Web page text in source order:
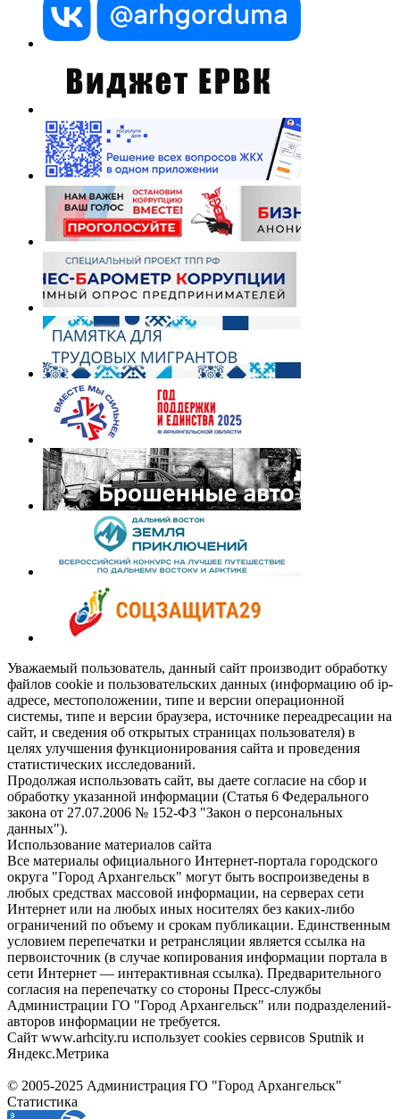
Уважаемый пользователь, данный сайт производит обработку
файлов cookie и пользовательских данных (информацию об ip-
адресе, местоположении, типе и версии операционной
системы, типе и версии браузера, источнике переадресации на
сайт, и сведения об открытых страницах пользователя) в
целях улучшения функционирования сайта и проведения
статистических исследований.
Продолжая использовать сайт, вы даете согласие на сбор и
обработку указанной информации (Статья 6 Федерального
закона от 27.07.2006 № 152-ФЗ "Закон о персональных
данных").
Использование материалов сайта
Все материалы официального Интернет-портала городского
округа "Город Архангельск" могут быть воспроизведены в
любых средствах массовой информации, на серверах сети
Интернет или на любых иных носителях без каких-либо
ограничений по объему и срокам публикации. Единственным
условием перепечатки и ретрансляции является ссылка на
первоисточник (в случае копирования информации портала в
сети Интернет — интерактивная ссылка). Предварительного
согласия на перепечатку со стороны Пресс-службы
Администрации ГО "Город Архангельск" или подразделений-
авторов информации не требуется.
Сайт www.arhcity.ru использует cookies сервисов Sputnik и
Яндекс.Метрика
© 2005-2025 Администрация ГО "Город Архангельск"
Статистика